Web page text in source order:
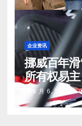
企业资讯
挪威百年
所有权易主
8 月 6, 2026